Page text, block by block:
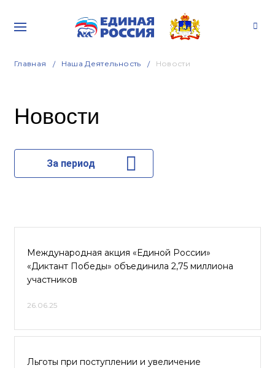
Главная Наша Деятельность Новости
Новости
За период
Международная акция «Единой России»
«Диктант Победы» объединила 2,75 миллиона
участников
26.06.25
Льготы при поступлении и увеличение